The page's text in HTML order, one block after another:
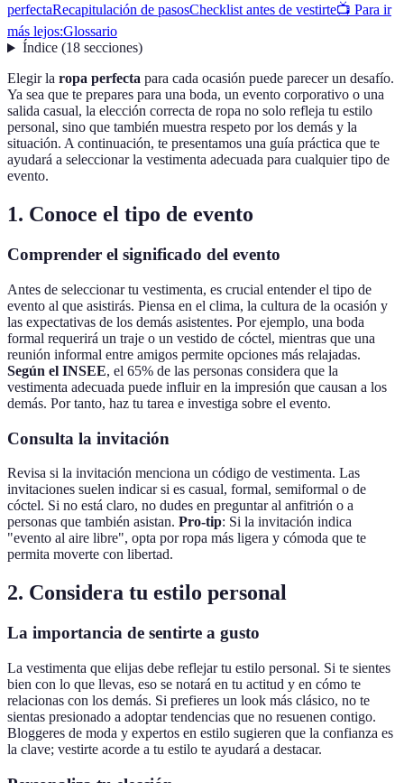
perfectaRecapitulación de pasosChecklist antes de vestirte📺 Para ir
más lejos:Glossario
Índice(18 secciones)
Elegir la ropa perfecta para cada ocasión puede parecer un desafío.
Ya sea que te prepares para una boda, un evento corporativo o una
salida casual, la elección correcta de ropa no solo refleja tu estilo
personal, sino que también muestra respeto por los demás y la
situación. A continuación, te presentamos una guía práctica que te
ayudará a seleccionar la vestimenta adecuada para cualquier tipo de
evento.
1. Conoce el tipo de evento
Comprender el significado del evento
Antes de seleccionar tu vestimenta, es crucial entender el tipo de
evento al que asistirás. Piensa en el clima, la cultura de la ocasión y
las expectativas de los demás asistentes. Por ejemplo, una boda
formal requerirá un traje o un vestido de cóctel, mientras que una
reunión informal entre amigos permite opciones más relajadas.
Según el INSEE, el 65% de las personas considera que la
vestimenta adecuada puede influir en la impresión que causan a los
demás. Por tanto, haz tu tarea e investiga sobre el evento.
Consulta la invitación
Revisa si la invitación menciona un código de vestimenta. Las
invitaciones suelen indicar si es casual, formal, semiformal o de
cóctel. Si no está claro, no dudes en preguntar al anfitrión o a
personas que también asistan. Pro-tip: Si la invitación indica
"evento al aire libre", opta por ropa más ligera y cómoda que te
permita moverte con libertad.
2. Considera tu estilo personal
La importancia de sentirte a gusto
La vestimenta que elijas debe reflejar tu estilo personal. Si te sientes
bien con lo que llevas, eso se notará en tu actitud y en cómo te
relacionas con los demás. Si prefieres un look más clásico, no te
sientas presionado a adoptar tendencias que no resuenen contigo.
Bloggeres de moda y expertos en estilo sugieren que la confianza es
la clave; vestirte acorde a tu estilo te ayudará a destacar.